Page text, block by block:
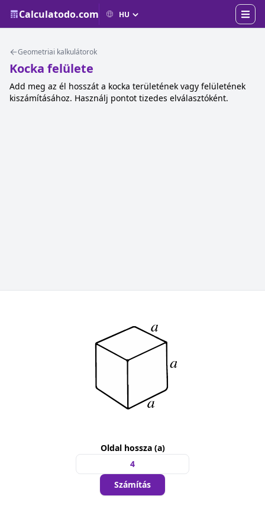
Calculatodo.com
Geometriai kalkulátorok
Kocka felülete
Add meg az él hosszát a kocka területének vagy felületének
kiszámításához. Használj pontot tizedes elválasztóként.
Oldal hossza (a)
Számítás